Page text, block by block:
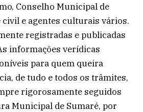
Conselho Municipal de
civil e agentes culturais vários.
registradas e publicadas
informações verídicas
para quem queira
de tudo e todos os trâmites,
rigorosamente seguidos
Municipal de Sumaré, por